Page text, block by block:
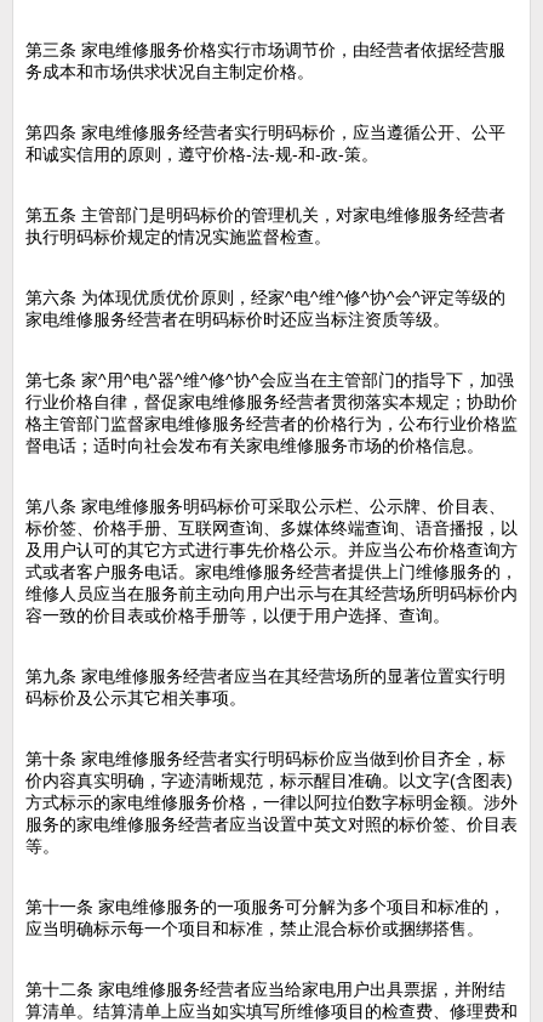
第三条 家电维修服务价格实行市场调节价，由经营者依据经营服
务成本和市场供求状况自主制定价格。
第四条 家电维修服务经营者实行明码标价，应当遵循公开、公平
和诚实信用的原则，遵守价格-法-规-和-政-策。
第五条 主管部门是明码标价的管理机关，对家电维修服务经营者
执行明码标价规定的情况实施监督检查。
第六条 为体现优质优价原则，经家^电^维^修^协^会^评定等级的
家电维修服务经营者在明码标价时还应当标注资质等级。
第七条 家^用^电^器^维^修^协^会应当在主管部门的指导下，加强
行业价格自律，督促家电维修服务经营者贯彻落实本规定；协助价
格主管部门监督家电维修服务经营者的价格行为，公布行业价格监
督电话；适时向社会发布有关家电维修服务市场的价格信息。
第八条 家电维修服务明码标价可采取公示栏、公示牌、价目表、
标价签、价格手册、互联网查询、多媒体终端查询、语音播报，以
及用户认可的其它方式进行事先价格公示。并应当公布价格查询方
式或者客户服务电话。家电维修服务经营者提供上门维修服务的，
维修人员应当在服务前主动向用户出示与在其经营场所明码标价内
容一致的价目表或价格手册等，以便于用户选择、查询。
第九条 家电维修服务经营者应当在其经营场所的显著位置实行明
码标价及公示其它相关事项。
第十条 家电维修服务经营者实行明码标价应当做到价目齐全，标
价内容真实明确，字迹清晰规范，标示醒目准确。以文字(含图表)
方式标示的家电维修服务价格，一律以阿拉伯数字标明金额。涉外
服务的家电维修服务经营者应当设置中英文对照的标价签、价目表
等。
第十一条 家电维修服务的一项服务可分解为多个项目和标准的，
应当明确标示每一个项目和标准，禁止混合标价或捆绑搭售。
第十二条 家电维修服务经营者应当给家电用户出具票据，并附结
算清单。结算清单上应当如实填写所维修项目的检查费、修理费和